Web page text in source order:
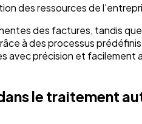
des ressources de
des factures, tandis
à des processus
précision et facilement
le traitement